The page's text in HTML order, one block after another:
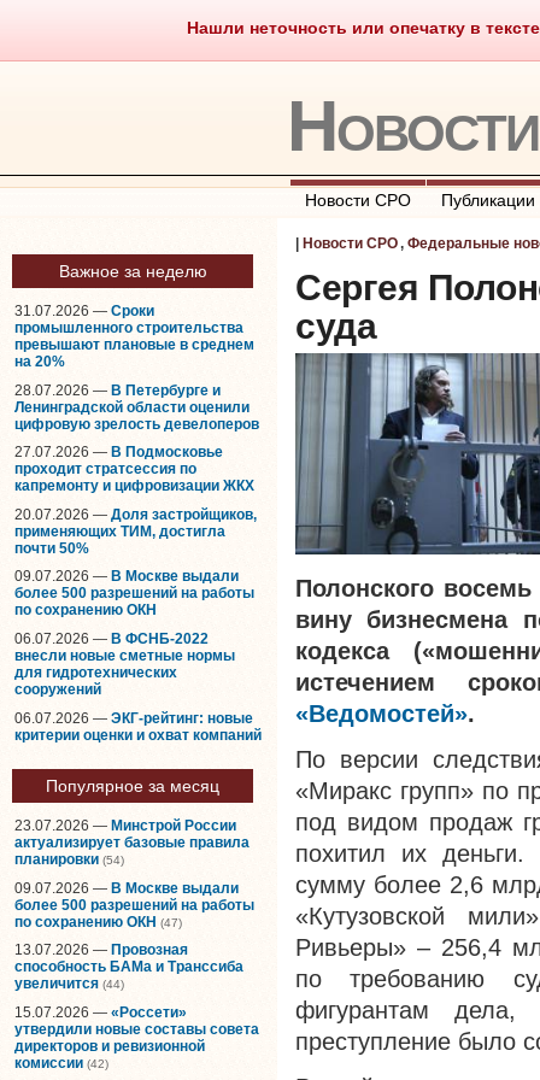
Нашли неточность или опечатку в
Саморегулирование Что
Новости СРО Публикации
Важное за неделю
31.07.2026 — Сроки
промышленного строительства
превышают плановые в среднем
на 20%
28.07.2026 — В Петербурге и
Ленинградской области оценили
цифровую зрелость девелоперов
27.07.2026 — В Подмосковье
проходит стратсессия по
капремонту и цифровизации ЖКХ
20.07.2026 — Доля застройщиков,
применяющих ТИМ, достигла
почти 50%
09.07.2026 — В Москве выдали
более 500 разрешений на работы
по сохранению ОКН
06.07.2026 — В ФСНБ-2022
внесли новые сметные нормы
для гидротехнических
сооружений
06.07.2026 — ЭКГ-рейтинг: новые
критерии оценки и охват компаний
Популярное за месяц
23.07.2026 — Минстрой России
актуализирует базовые правила
планировки (54)
09.07.2026 — В Москве выдали
более 500 разрешений на работы
по сохранению ОКН (47)
13.07.2026 — Провозная
способность БАМа и Транссиба
увеличится (44)
15.07.2026 — «Россети»
утвердили новые составы совета
директоров и ревизионной
комиссии (42)
Новости СРО, Федеральные
Сергея
суда
Полонского
вину бизнесмена
кодекса
истечением
«Ведомостей».
По версии
«Миракс групп» по
под видом продаж
похитил их
сумму более 2,6
«Кутузовской
Ривьеры» – 256,4
по требованию
фигурантам дела,
преступление было